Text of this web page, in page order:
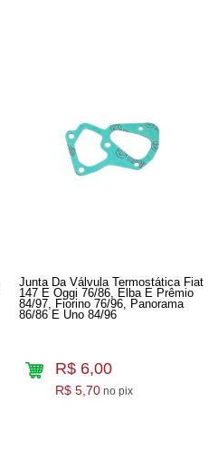
Junta Da Válvula Termostática Fiat
147 E Oggi 76/86, Elba E Prêmio
84/97, Fiorino 76/96, Panorama
86/86 E Uno 84/96
R$ 6,00
R$ 5,70 no pix